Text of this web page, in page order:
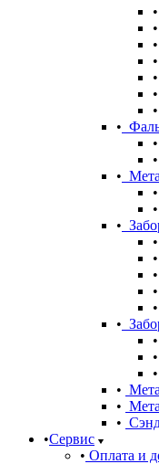
Сервис
Оплата и